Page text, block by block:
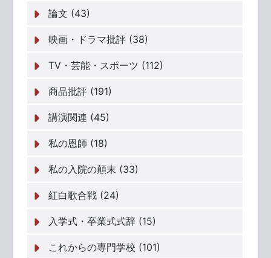
論文 (43)
映画・ドラマ批評 (38)
TV・芸能・スポーツ (112)
商品批評 (191)
講演関連 (45)
私の恩師 (18)
私の入院の顛末 (33)
紅白歌合戦 (24)
入学式・卒業式式辞 (15)
これからの専門学校 (101)